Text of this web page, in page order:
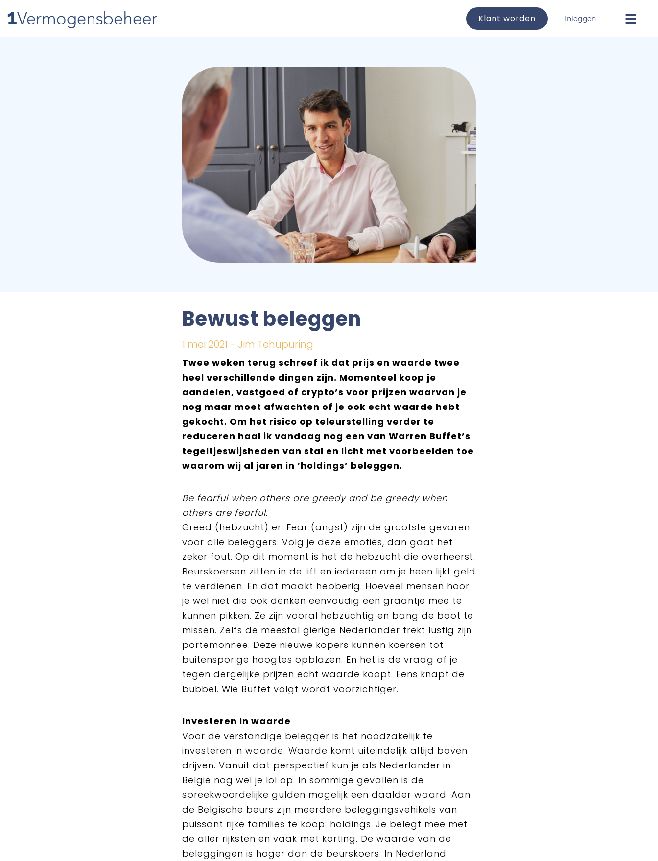
Klant worden Inloggen
Bewust beleggen
1 mei 2021 - Jim Tehupuring
Twee weken terug schreef ik dat prijs en waarde twee
heel verschillende dingen zijn. Momenteel koop je
aandelen, vastgoed of crypto’s voor prijzen waarvan je
nog maar moet afwachten of je ook echt waarde hebt
gekocht. Om het risico op teleurstelling verder te
reduceren haal ik vandaag nog een van Warren Buffet’s
tegeltjeswijsheden van stal en licht met voorbeelden toe
waarom wij al jaren in ‘holdings’ beleggen.
Be fearful when others are greedy and be greedy when
others are fearful.
Greed (hebzucht) en Fear (angst) zijn de grootste gevaren
voor alle beleggers. Volg je deze emoties, dan gaat het
zeker fout. Op dit moment is het de hebzucht die overheerst.
Beurskoersen zitten in de lift en iedereen om je heen lijkt geld
te verdienen. En dat maakt hebberig. Hoeveel mensen hoor
je wel niet die ook denken eenvoudig een graantje mee te
kunnen pikken. Ze zijn vooral hebzuchtig en bang de boot te
missen. Zelfs de meestal gierige Nederlander trekt lustig zijn
portemonnee. Deze nieuwe kopers kunnen koersen tot
buitensporige hoogtes opblazen. En het is de vraag of je
tegen dergelijke prijzen echt waarde koopt. Eens knapt de
bubbel. Wie Buffet volgt wordt voorzichtiger.
Investeren in waarde
Voor de verstandige belegger is het noodzakelijk te
investeren in waarde. Waarde komt uiteindelijk altijd boven
drijven. Vanuit dat perspectief kun je als Nederlander in
België nog wel je lol op. In sommige gevallen is de
spreekwoordelijke gulden mogelijk een daalder waard. Aan
de Belgische beurs zijn meerdere beleggingsvehikels van
puissant rijke families te koop: holdings. Je belegt mee met
de aller rijksten en vaak met korting. De waarde van de
beleggingen is hoger dan de beurskoers. In Nederland